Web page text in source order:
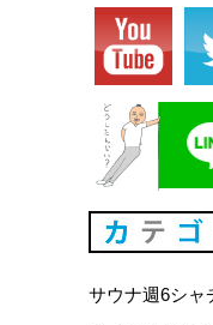
サウナ週6シャ